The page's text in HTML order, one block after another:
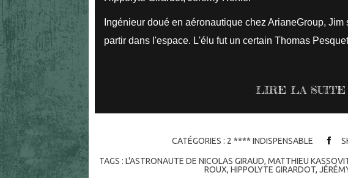
Ingénieur doué en aéronautique chez ArianeGroup,
partir dans l'espace. L'élu fut un certain Thomas
LIRE LA SUITE
CATÉGORIES : 2 **** INDISPENSABLE
TAGS :L'ASTRONAUTE DE NICOLAS GIRAUD,MATTHIEU
ROUX, HIPPOLYTE GIRARDOT,